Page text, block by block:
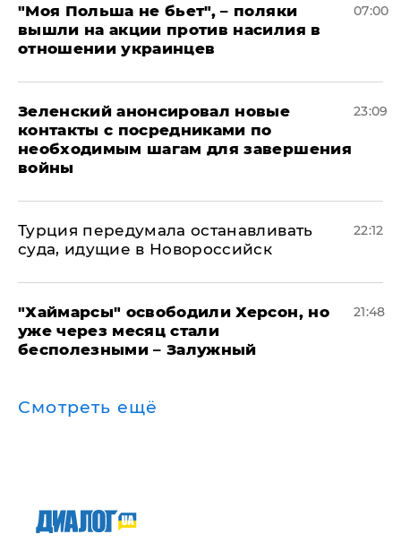
"Моя Польша не бьет", – поляки
вышли на акции против насилия в
отношении украинцев
07:00
Зеленский анонсировал новые
контакты с посредниками по
необходимым шагам для завершения
войны
23:09
Турция передумала останавливать
суда, идущие в Новороссийск
22:12
"Хаймарсы" освободили Херсон, но
уже через месяц стали
бесполезными – Залужный
21:48
Смотреть ещё